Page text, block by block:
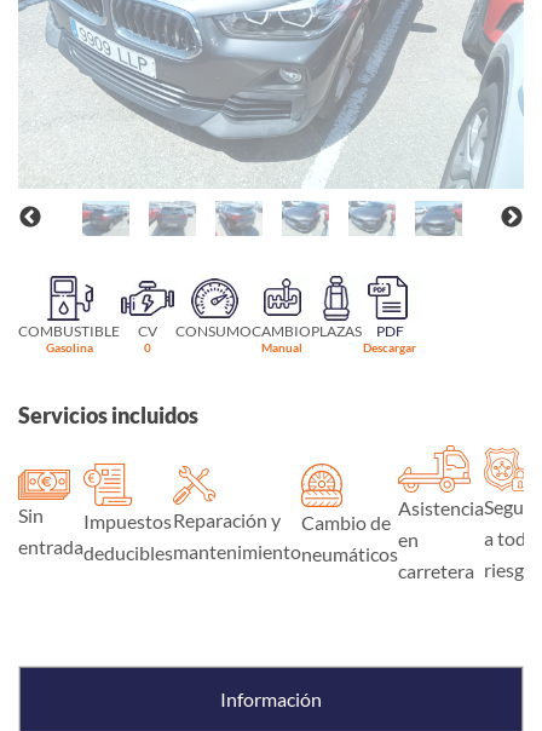
COMBUSTIBLE
Gasolina
CV
0
CONSUMOCAMBIO
Manual
PLAZAS PDF
Descargar
Servicios incluidos
Sin
entrada
Impuestos
deducibles
Reparación y
mantenimiento
Cambio de
neumáticos
Asistencia
en
carretera
Seguro
a todo
riesgo
Información